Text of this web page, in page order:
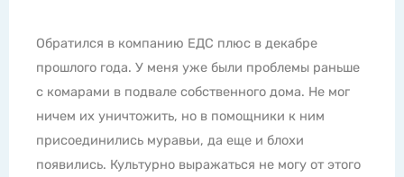
в компанию ЕДС плюс в декабре
У меня уже были проблемы раньше
в подвале собственного дома. Не мог
но в помощники к ним
муравьи, да еще и блохи
Культурно выражаться не могу от этого
что на
одолевали
Ни ленты